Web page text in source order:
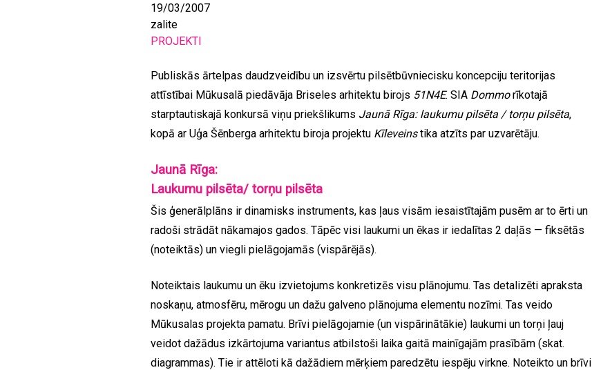
19/03/2007
zalite
PROJEKTI
Publiskās ārtelpas daudzveidību un izsvērtu pilsētbūvniecisku koncepciju teritorijas
attīstībai Mūkusalā piedāvāja Briseles arhitektu birojs 51N4E. SIA Dommorīkotajā
starptautiskajā konkursā viņu priekšlikums Jaunā Rīga: laukumu pilsēta / torņu pilsēta,
kopā ar Uģa Šēnberga arhitektu biroja projektu Kīleveinstika atzīts par uzvarētāju.
Jaunā Rīga:
Laukumu pilsēta/ torņu pilsēta
Šis ģenerālplāns ir dinamisks instruments, kas ļaus visām iesaistītajām pusēm ar to ērti un
radoši strādāt nākamajos gados. Tāpēc visi laukumi un ēkas ir iedalītas 2 daļās — fiksētās
(noteiktās) un viegli pielāgojamās (vispārējās).
Noteiktais laukumu un ēku izvietojums konkretizēs visu plānojumu. Tas detalizēti apraksta
noskaņu, atmosfēru, mērogu un dažu galveno plānojuma elementu nozīmi. Tas veido
Mūkusalas projekta pamatu. Brīvi pielāgojamie (un vispārinātākie) laukumi un torņi ļauj
veidot dažādus izkārtojuma variantus atbilstoši laika gaitā mainīgajām prasībām (skat.
diagrammas). Tie ir attēloti kā dažādiem mērķiem paredzētu iespēju virkne. Noteikto un brīvi